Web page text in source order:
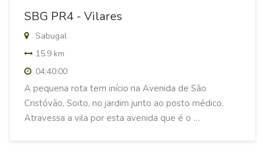
SBG PR4 - Vilares
Sabugal
15.9 km
04:40:00
A pequena rota tem início na Avenida de São
Cristóvão, Soito, no jardim junto ao posto médico.
Atravessa a vila por esta avenida que é o …